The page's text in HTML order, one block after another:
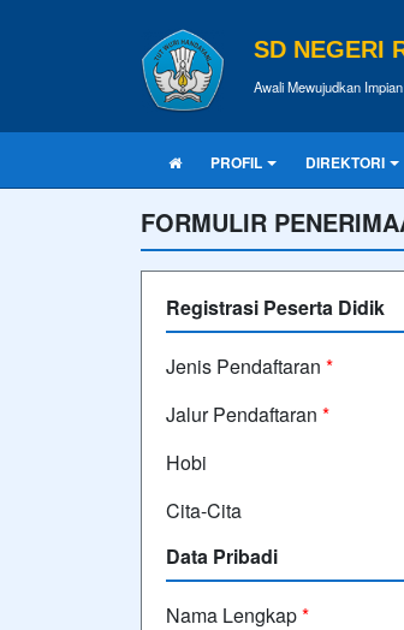
SD NEGERI
Awali Mewujudkan
PROFIL DIREKTORI
FORMULIR
Registrasi Peserta Didik
Jenis Pendaftaran *
Jalur Pendaftaran *
Hobi
Cita-Cita
Data Pribadi
Nama Lengkap*